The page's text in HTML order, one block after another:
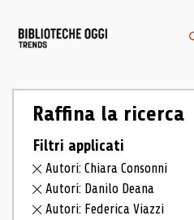
Raffina la ricerca
Filtri applicati
Autori: Chiara Consonni
Autori: Danilo Deana
Autori: Federica Viazzi